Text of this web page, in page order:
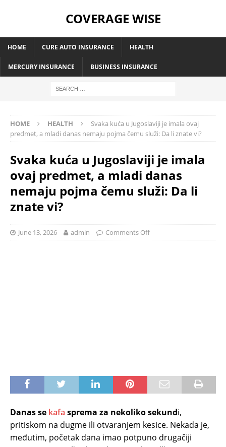
COVERAGE WISE
HOME CURE AUTO INSURANCE HEALTH
MERCURY INSURANCE BUSINESS INSURANCE
HOME HEALTH
Svaka kuća u Jugoslaviji je imala ovaj
predmet, a mladi danas nemaju pojma čemu služi: Da li znate vi?
Svaka kuća u Jugoslaviji je imala
ovaj predmet, a mladi danas
nemaju pojma čemu služi: Da li
znate vi?
June 13, 2026 admin Comments Off
Danas se kafa sprema za nekoliko sekundi,
pritiskom na dugme ili otvaranjem kesice. Nekada je,
međutim, početak dana imao potpuno drugačiji